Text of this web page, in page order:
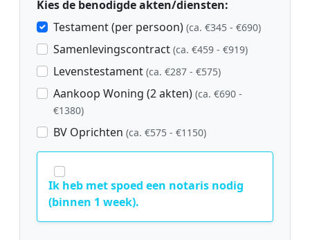
Kies de benodigde akten/diensten:
Testament (per persoon) (ca. €345 - €690)
Samenlevingscontract (ca. €459 - €919)
Levenstestament (ca. €287 - €575)
Aankoop Woning (2 akten) (ca. €690 -
€1380)
BV Oprichten (ca. €575 - €1150)
Ik heb met spoed een notaris nodig
(binnen 1 week).